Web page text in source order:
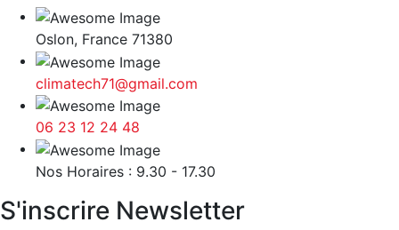
Oslon, France 71380
climatech71@gmail.com
06 23 12 24 48
Nos Horaires : 9.30 - 17.30
S'inscrire Newsletter